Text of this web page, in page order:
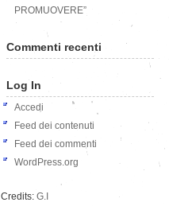
PROMUOVERE”
Commenti recenti
Log In
Accedi
Feed dei contenuti
Feed dei commenti
WordPress.org
Credits: G.I